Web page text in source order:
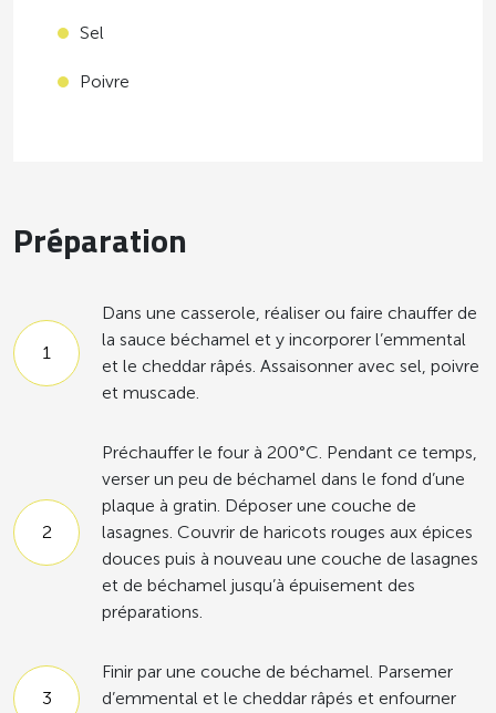
Sel
Poivre
Préparation
Dans une casserole, réaliser ou faire chauffer de
la sauce béchamel et y incorporer l’emmental
et le cheddar râpés. Assaisonner avec sel, poivre
et muscade.
Préchauffer le four à 200°C. Pendant ce temps,
verser un peu de béchamel dans le fond d’une
plaque à gratin. Déposer une couche de
lasagnes. Couvrir de haricots rouges aux épices
douces puis à nouveau une couche de lasagnes
et de béchamel jusqu’à épuisement des
préparations.
Finir par une couche de béchamel. Parsemer
d’emmental et le cheddar râpés et enfourner